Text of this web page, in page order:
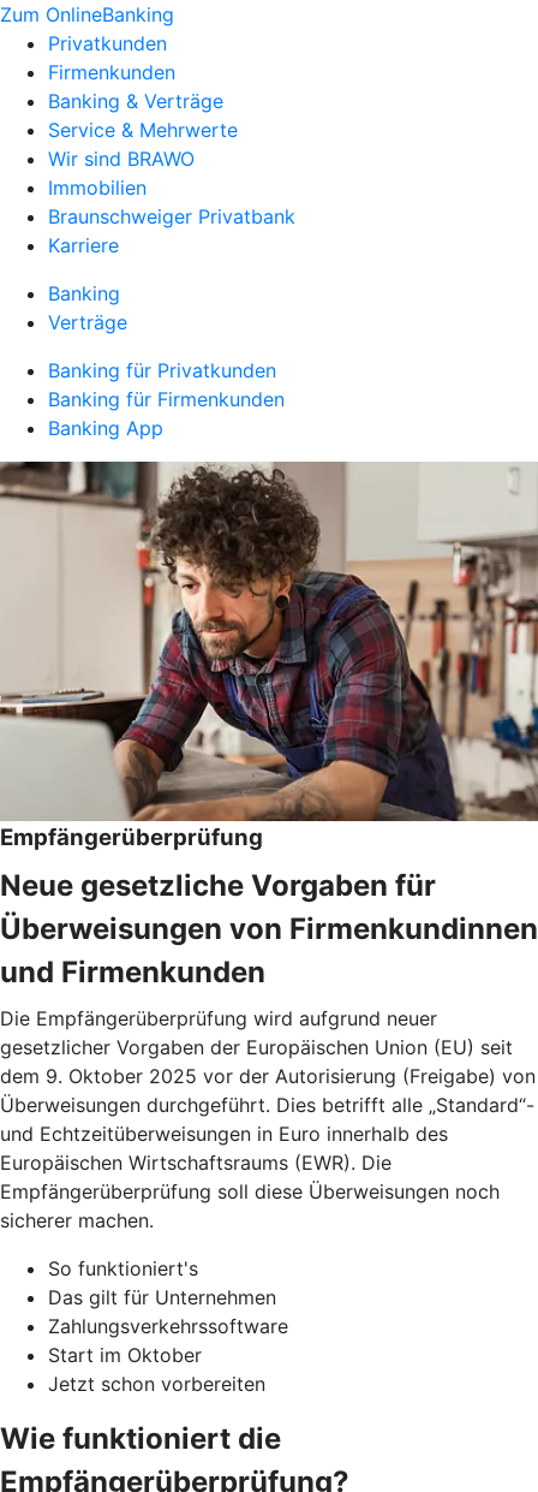
Zum OnlineBanking
Privatkunden
Firmenkunden
Banking & Verträge
Service & Mehrwerte
Wir sind BRAWO
Immobilien
Braunschweiger Privatbank
Karriere
Banking
Verträge
Banking für Privatkunden
Banking für Firmenkunden
Banking App
Empfängerüberprüfung
Neue gesetzliche Vorgaben für
Überweisungen von Firmenkundinnen
und Firmenkunden
Die Empfängerüberprüfung wird aufgrund neuer
gesetzlicher Vorgaben der Europäischen Union (EU) seit
dem 9. Oktober 2025 vor der Autorisierung (Freigabe) von
Überweisungen durchgeführt. Dies betrifft alle „Standard“-
und Echtzeitüberweisungen in Euro innerhalb des
Europäischen Wirtschaftsraums (EWR). Die
Empfängerüberprüfung soll diese Überweisungen noch
sicherer machen.
So funktioniert's
Das gilt für Unternehmen
Zahlungsverkehrssoftware
Start im Oktober
Jetzt schon vorbereiten
Wie funktioniert die
Empfängerüberprüfung?